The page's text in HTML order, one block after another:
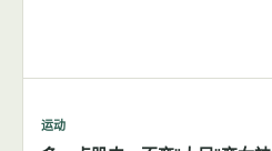
运动